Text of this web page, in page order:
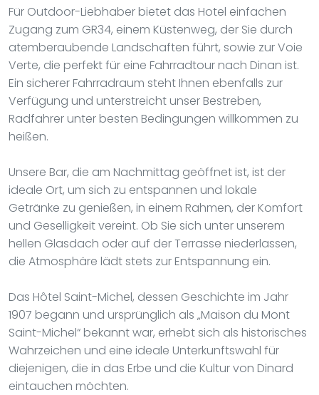
Für Outdoor-Liebhaber bietet das Hotel einfachen
Zugang zum GR34, einem Küstenweg, der Sie durch
atemberaubende Landschaften führt, sowie zur Voie
Verte, die perfekt für eine Fahrradtour nach Dinan ist.
Ein sicherer Fahrradraum steht Ihnen ebenfalls zur
Verfügung und unterstreicht unser Bestreben,
Radfahrer unter besten Bedingungen willkommen zu
heißen.
Unsere Bar, die am Nachmittag geöffnet ist, ist der
ideale Ort, um sich zu entspannen und lokale
Getränke zu genießen, in einem Rahmen, der Komfort
und Geselligkeit vereint. Ob Sie sich unter unserem
hellen Glasdach oder auf der Terrasse niederlassen,
die Atmosphäre lädt stets zur Entspannung ein.
Das Hôtel Saint-Michel, dessen Geschichte im Jahr
1907 begann und ursprünglich als „Maison du Mont
Saint-Michel“ bekannt war, erhebt sich als historisches
Wahrzeichen und eine ideale Unterkunftswahl für
diejenigen, die in das Erbe und die Kultur von Dinard
eintauchen möchten.